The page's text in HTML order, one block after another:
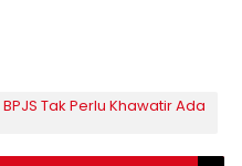
Tak Perlu Khawatir Ada